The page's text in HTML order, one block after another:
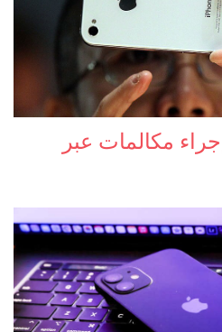
يمكن لـ iPhone 13 إجراء مكالمات عبر